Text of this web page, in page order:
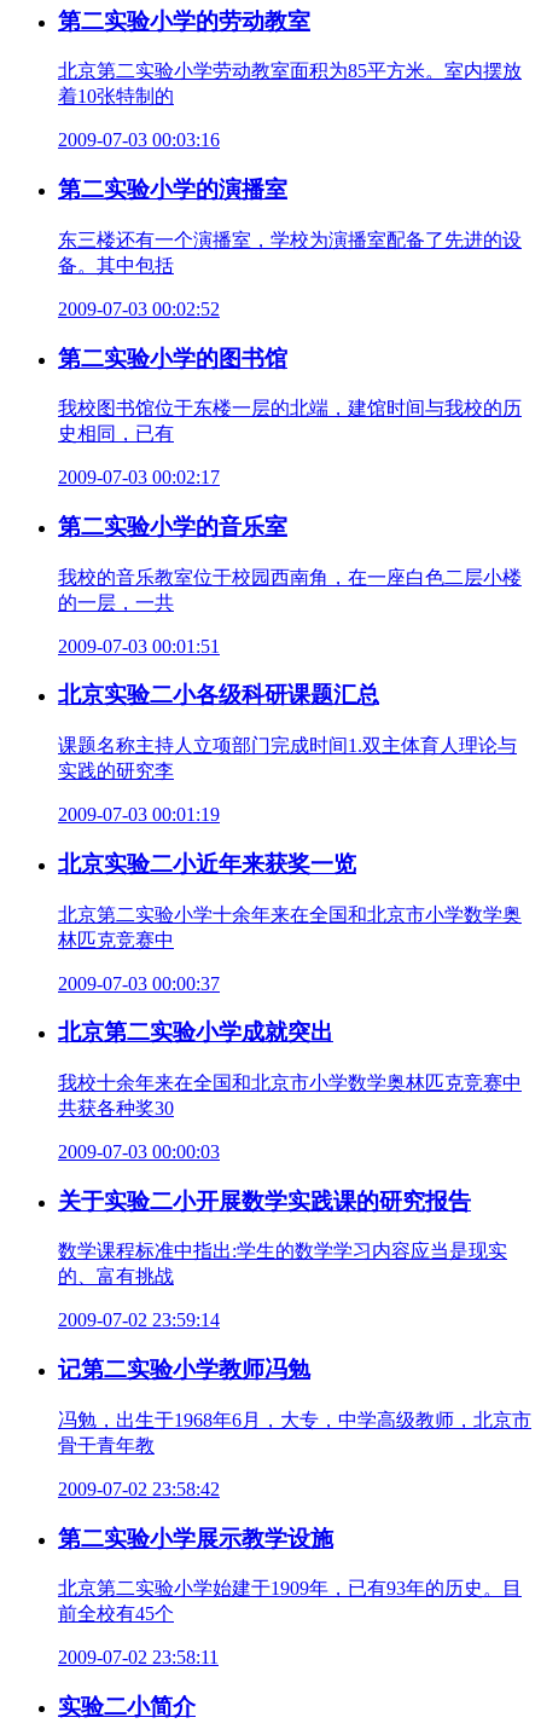
第二实验小学的劳动教室
北京第二实验小学劳动教室面积为85平方米。室内摆放
着10张特制的
2009-07-03 00:03:16
第二实验小学的演播室
东三楼还有一个演播室，学校为演播室配备了先进的设
备。其中包括
2009-07-03 00:02:52
第二实验小学的图书馆
我校图书馆位于东楼一层的北端，建馆时间与我校的历
史相同，已有
2009-07-03 00:02:17
第二实验小学的音乐室
我校的音乐教室位于校园西南角，在一座白色二层小楼
的一层，一共
2009-07-03 00:01:51
北京实验二小各级科研课题汇总
课题名称主持人立项部门完成时间1.双主体育人理论与
实践的研究李
2009-07-03 00:01:19
北京实验二小近年来获奖一览
北京第二实验小学十余年来在全国和北京市小学数学奥
林匹克竞赛中
2009-07-03 00:00:37
北京第二实验小学成就突出
我校十余年来在全国和北京市小学数学奥林匹克竞赛中
共获各种奖30
2009-07-03 00:00:03
关于实验二小开展数学实践课的研究报告
数学课程标准中指出:学生的数学学习内容应当是现实
的、富有挑战
2009-07-02 23:59:14
记第二实验小学教师冯勉
冯勉，出生于1968年6月，大专，中学高级教师，北京市
骨干青年教
2009-07-02 23:58:42
第二实验小学展示教学设施
北京第二实验小学始建于1909年，已有93年的历史。目
前全校有45个
2009-07-02 23:58:11
实验二小简介